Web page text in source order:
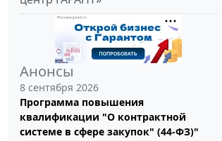
Анонсы
8 сентября 2026
Программа повышения
квалификации "О контрактной
системе в сфере закупок" (44-ФЗ)"